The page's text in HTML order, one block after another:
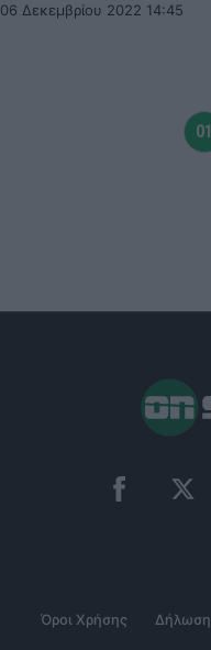
06 Δεκεμβρίου 2022 14:45
01
Όροι Χρήσης Δήλωση